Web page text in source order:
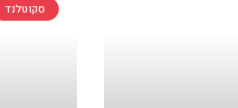
סקוטלנד